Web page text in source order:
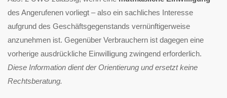
des Angerufenen vorliegt – also ein sachliches Interesse
aufgrund des Geschäftsgegenstands vernünftigerweise
anzunehmen ist. Gegenüber Verbrauchern ist dagegen eine
vorherige ausdrückliche Einwilligung zwingend erforderlich.
Diese Information dient der Orientierung und ersetzt keine
Rechtsberatung.